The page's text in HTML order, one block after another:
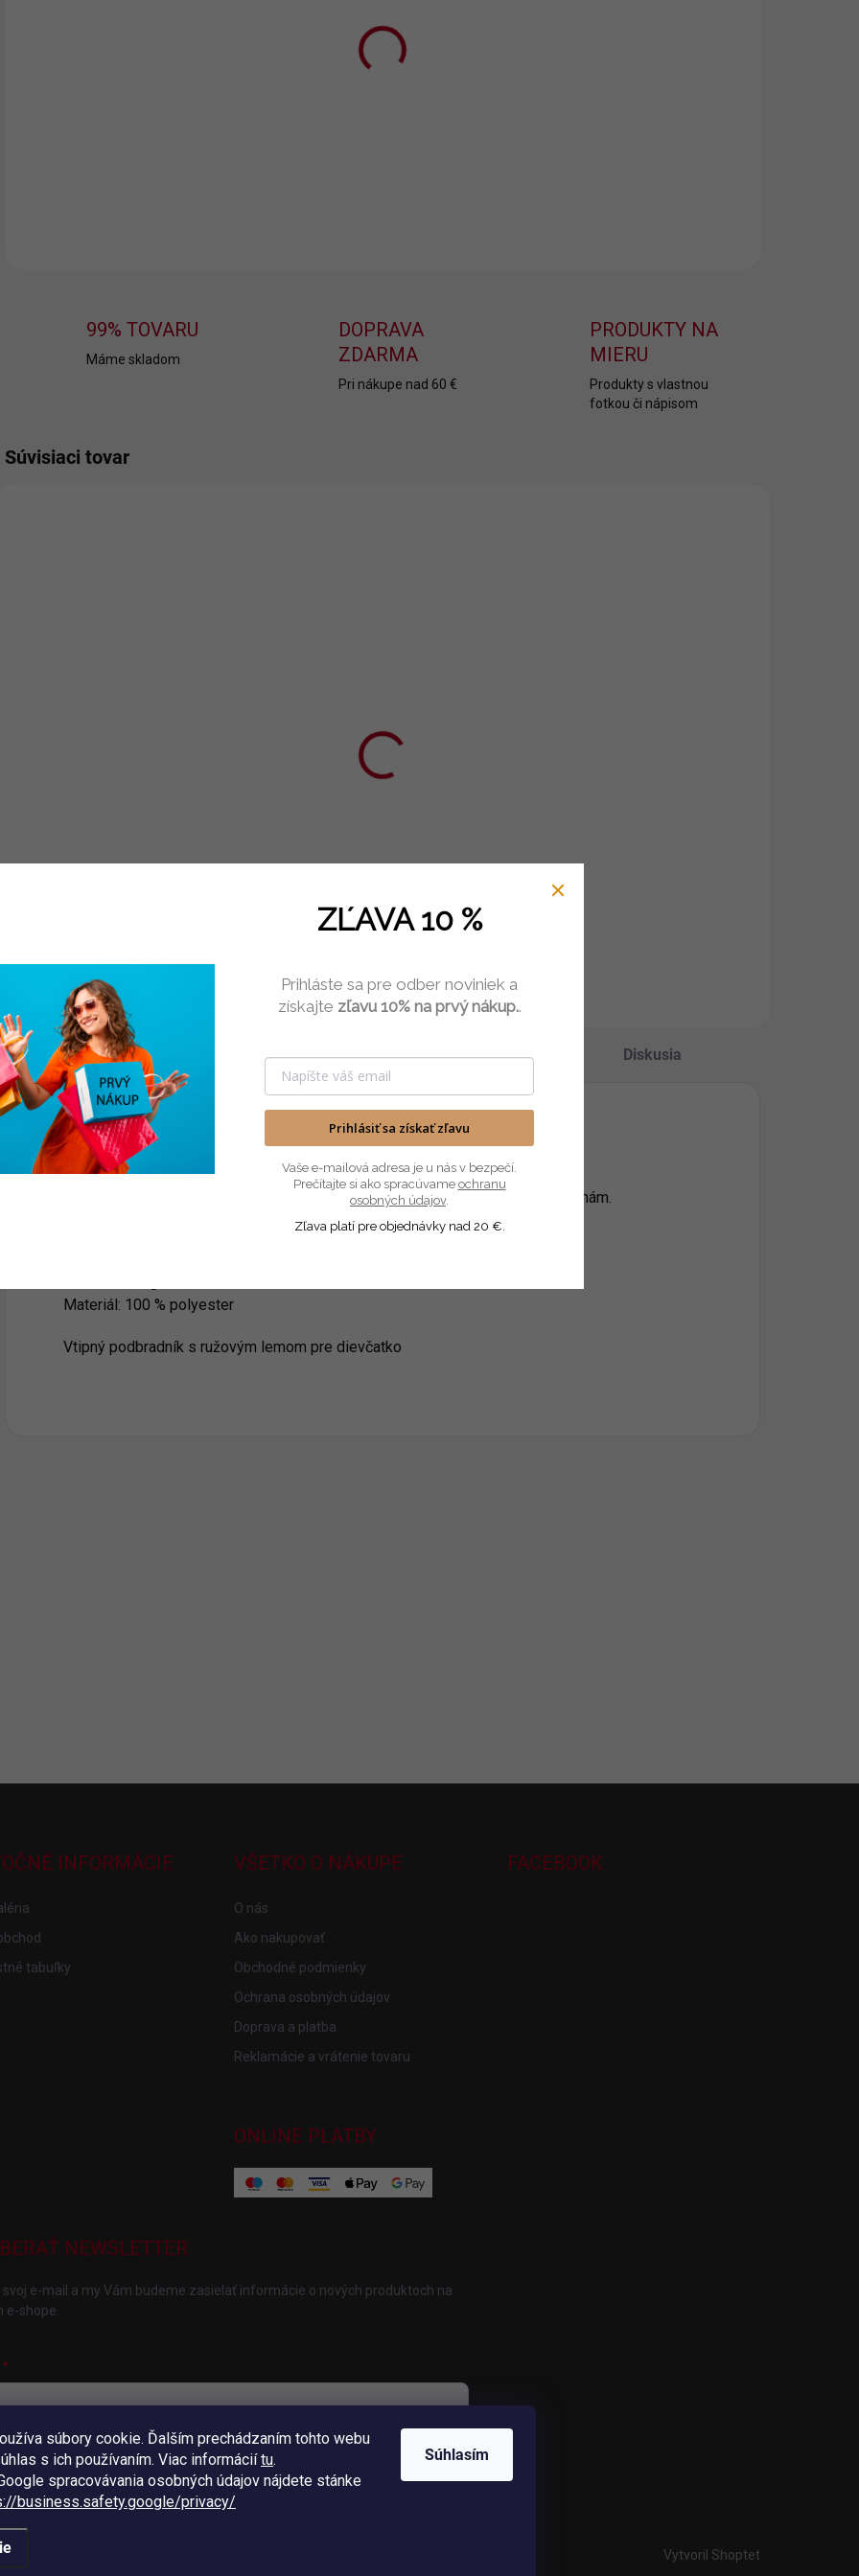
súbory cookie. Ďalším prechádzaním tohto webu
s ich používaním. Viac informáciítu.
spracovávania osobných údajov nájdete stánke
business.safety.google/privacy/
Súhlasím
DORUČENIA
99% TOVARU
Máme skladom
DOPRAVA
ZDARMA
Pri nákupe nad 60 €
PRODUKTY NA
MIERU
Produkty s vlastnou
fotkou či nápisom
Súvisiaci tovar
Popis Podobné (4) Hodnotenie Diskusia
Detský podbradník s potlačou, s vtipným či milým nápisom.
Detský podbradník poskytuje dokonalú ochranu detského oblečenia proti škvrnám.
Pritom nápisy na podbradníku aj krásne pobavia a ozdobia.
Materiál: 100 % polyester
Vtipný podbradník s ružovým lemom pre dievčatko
INFORMÁCIE
tabuľky
VŠETKO O NÁKUPE
O nás
Ako nakupovať
Obchodné podmienky
Ochrana osobných údajov
Doprava a platba
Reklamácie a vrátenie tovaru
ONLINE PLATBY
FACEBOOK
NEWSLETTER
svoj e-mail a my Vám budeme zasielať informácie o nových produktoch na
e-shope.
e-mailu súhlasíte s podmienkami ochrany osobných údajov
sa
Vytvoril Shoptet
ZĽAVA 10 %
Prihláste sa pre odber noviniek a
získajte zľavu 10% na prvý nákup..
Prihlásiť sa získať zľavu
Vaše e-mailová adresa je u nás v bezpečí.
Prečítajte si ako spracúvame ochranu
osobných údajov.
Zľava platí pre objednávky nad 20 €.